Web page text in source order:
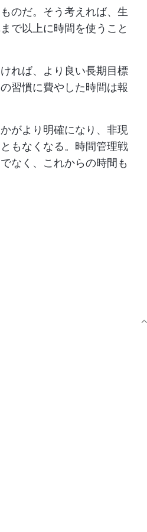
のだ。そう考えれば、生
で以上に時間を使うこと
れば、より良い長期目標
習慣に費やした時間は報
がより明確になり、非現
もなくなる。時間管理戦
なく、これからの時間も